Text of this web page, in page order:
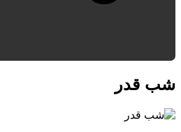
شب قدر